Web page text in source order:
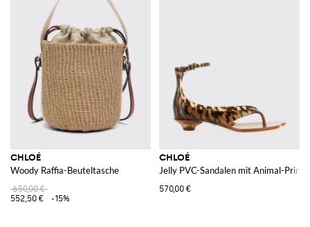
CHLOÉ
Woody Raffia-Beuteltasche
650,00 €
552,50 €
-15%
CHLOÉ
Jelly PVC-Sandalen mit Animal-Print
570,00 €